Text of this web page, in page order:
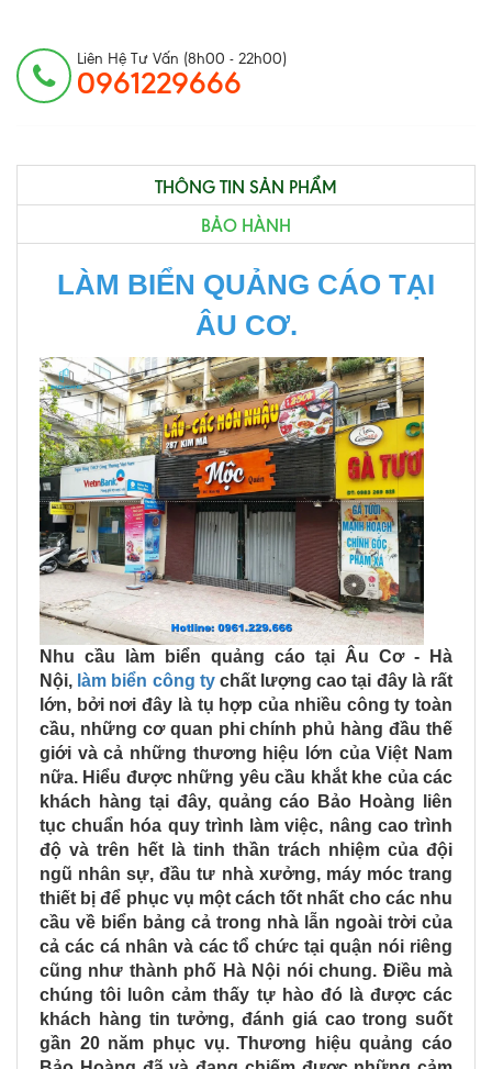
Liên Hệ Tư Vấn (8h00 - 22h00)
0961229666
THÔNG TIN SẢN PHẨM
BẢO HÀNH
LÀM BIỂN QUẢNG CÁO TẠI
ÂU CƠ.
Nhu cầu làm biển quảng cáo tại Âu Cơ - Hà
Nội, làm biển công tychất lượng cao tại đây là rất
lớn, bởi nơi đây là tụ hợp của nhiều công ty toàn
cầu, những cơ quan phi chính phủ hàng đầu thế
giới và cả những thương hiệu lớn của Việt Nam
nữa. Hiểu được những yêu cầu khắt khe của các
khách hàng tại đây, quảng cáo Bảo Hoàng liên
tục chuẩn hóa quy trình làm việc, nâng cao trình
độ và trên hết là tinh thần trách nhiệm của đội
ngũ nhân sự, đầu tư nhà xưởng, máy móc trang
thiết bị để phục vụ một cách tốt nhất cho các nhu
cầu về biển bảng cả trong nhà lẫn ngoài trời của
cả các cá nhân và các tổ chức tại quận nói riêng
cũng như thành phố Hà Nội nói chung. Điều mà
chúng tôi luôn cảm thấy tự hào đó là được các
khách hàng tin tưởng, đánh giá cao trong suốt
gần 20 năm phục vụ. Thương hiệu quảng cáo